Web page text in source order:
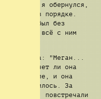
После я обернулся,
в порядке.
всё ещё был без
что всё с ним
сказала: "Меган...
её, не хочет ли она
группе, и она
продолжилось. За
людей, повстречали